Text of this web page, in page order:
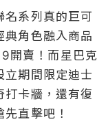
名系列真的巨可
典角色融入商品
開賣！而星巴克
立期間限定迪士
打卡牆，還有復
直擊吧！